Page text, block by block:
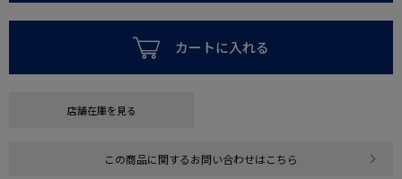
カートに入れる
店舗在庫を見る
この商品に関するお問い合わせはこちら